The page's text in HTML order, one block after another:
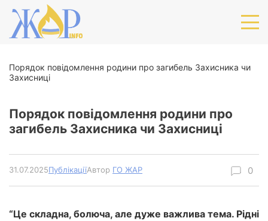
Порядок повідомлення родини про загибель Захисника чи
Захисниці
Порядок повідомлення родини про
загибель Захисника чи Захисниці
31.07.2025ПублікаціїАвтор ГО ЖАР
“Це складна, болюча, але дуже важлива тема. Рідні